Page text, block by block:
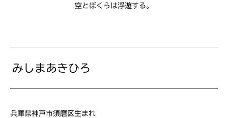
空とぼくらは浮遊する。
みしまあきひろ
兵庫県神戸市須磨区生まれ